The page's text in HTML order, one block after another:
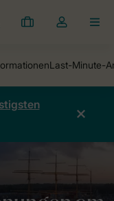
Meine
Dropdown-
öffnen
Hafenpromenade